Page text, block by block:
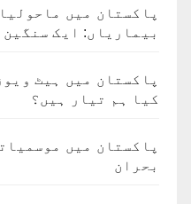
پاکستان میں
بیماریاں: ایک سنگین
پاکستان میں ہیٹ
کیا ہم تیار ہیں؟
پاکستان میں
بحران